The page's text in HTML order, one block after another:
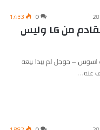
0 1٬433
مصادر : نكزس 7 القادم من LG وليس
اسوس – جوجل لم يبدا بيعه
عنه…